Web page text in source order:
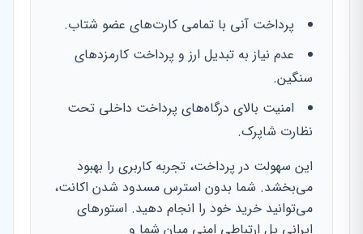
پرداخت آنی با تمامی کارت‌های عضو شتاب.
عدم نیاز به تبدیل ارز و پرداخت کارمزدهای
سنگین.
امنیت بالای درگاه‌های پرداخت داخلی تحت
نظارت شاپرک.
این سهولت در پرداخت، تجربه کاربری را بهبود
می‌بخشد. شما بدون استرس مسدود شدن اکانت،
می‌توانید خرید خود را انجام دهید. استورهای
ایرانی پل ارتباطی امنی میان شما و